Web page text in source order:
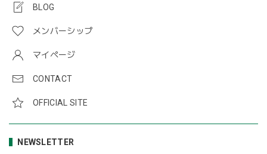
BLOG
メンバーシップ
マイページ
CONTACT
OFFICIAL SITE
NEWSLETTER